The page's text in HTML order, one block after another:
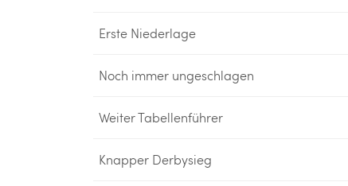
Erste Niederlage
Noch immer ungeschlagen
Weiter Tabellenführer
Knapper Derbysieg